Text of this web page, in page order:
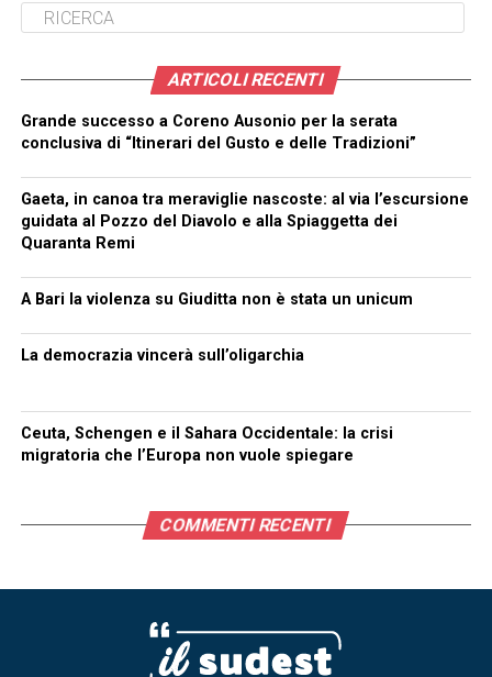
ARTICOLI RECENTI
Grande successo a Coreno Ausonio per la serata
conclusiva di “Itinerari del Gusto e delle Tradizioni”
Gaeta, in canoa tra meraviglie nascoste: al via l’escursione
guidata al Pozzo del Diavolo e alla Spiaggetta dei
Quaranta Remi
A Bari la violenza su Giuditta non è stata un unicum
La democrazia vincerà sull’oligarchia
Ceuta, Schengen e il Sahara Occidentale: la crisi
migratoria che l’Europa non vuole spiegare
COMMENTI RECENTI